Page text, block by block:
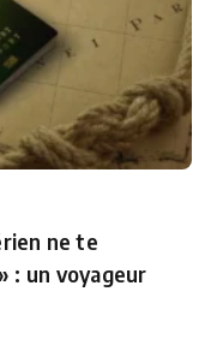
ne te
: un voyageur